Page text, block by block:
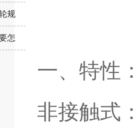
规
怎
一、特性
非接触式